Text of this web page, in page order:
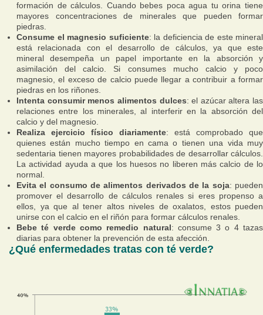
formación de cálculos. Cuando bebes poca agua tu orina tiene
mayores concentraciones de minerales que pueden formar
piedras.
Consume el magnesio suficiente: la deficiencia de este mineral
está relacionada con el desarrollo de cálculos, ya que este
mineral desempeña un papel importante en la absorción y
asimilación del calcio. Si consumes mucho calcio y poco
magnesio, el exceso de calcio puede llegar a contribuir a formar
piedras en los riñones.
Intenta consumir menos alimentos dulces: el azúcar altera las
relaciones entre los minerales, al interferir en la absorción del
calcio y del magnesio.
Realiza ejercicio físico diariamente: está comprobado que
quienes están mucho tiempo en cama o tienen una vida muy
sedentaria tienen mayores probabilidades de desarrollar cálculos.
La actividad ayuda a que los huesos no liberen más calcio de lo
normal.
Evita el consumo de alimentos derivados de la soja: pueden
promover el desarrollo de cálculos renales si eres propenso a
ellos, ya que al tener altos niveles de oxalatos, estos pueden
unirse con el calcio en el riñón para formar cálculos renales.
Bebe té verde como remedio natural: consume 3 o 4 tazas
diarias para obtener la prevención de esta afección.
¿Qué enfermedades tratas con té verde?